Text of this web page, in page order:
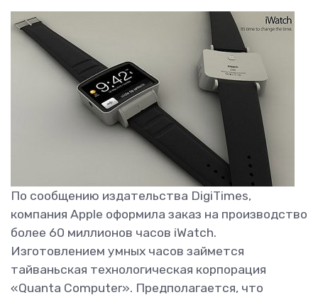
По сообщению издательства DigiTimes,
компания Apple оформила заказ на производство
более 60 миллионов часов iWatch.
Изготовлением умных часов займется
тайваньская технологическая корпорация
«Quanta Computer». Предполагается, что